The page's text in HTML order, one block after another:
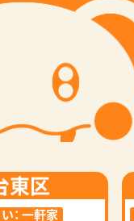
東区
： 一軒家